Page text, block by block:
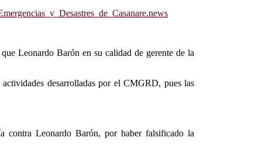
Leonardo Barón en su calidad de gerente de la
desarrolladas por el CMGRD, pues las
contra Leonardo Barón, por haber falsificado la